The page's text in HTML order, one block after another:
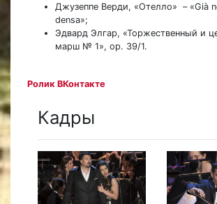
Джузеппе Верди, «Отелло» – «Già
densa»;
Эдвард Элгар, «Торжественный и
марш № 1», op. 39/1.
Ролик ВКонтакте
Кадры